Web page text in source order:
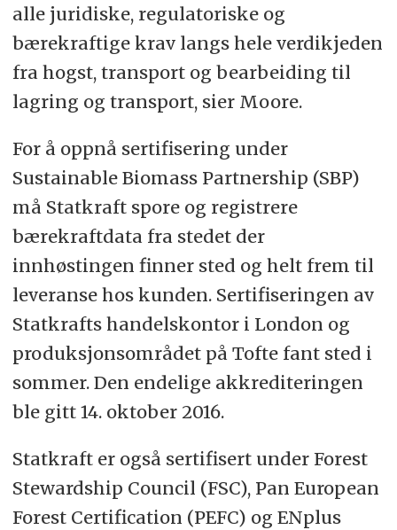
alle juridiske, regulatoriske og
bærekraftige krav langs hele verdikjeden
fra hogst, transport og bearbeiding til
lagring og transport, sier Moore.
For å oppnå sertifisering under
Sustainable Biomass Partnership (SBP)
må Statkraft spore og registrere
bærekraftdata fra stedet der
innhøstingen finner sted og helt frem til
leveranse hos kunden. Sertifiseringen av
Statkrafts handelskontor i London og
produksjonsområdet på Tofte fant sted i
sommer. Den endelige akkrediteringen
ble gitt 14. oktober 2016.
Statkraft er også sertifisert under Forest
Stewardship Council (FSC), Pan European
Forest Certification (PEFC) og ENplus